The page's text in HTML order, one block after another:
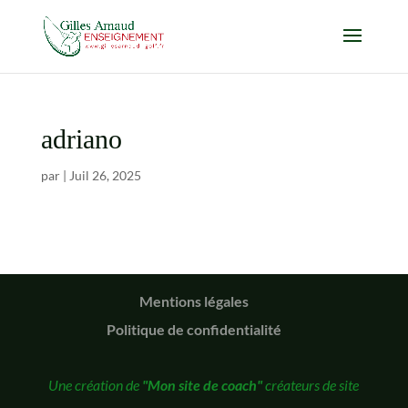
adriano
par | Juil 26, 2025
Mentions légales
Politique de confidentialité
Une création de "Mon site de coach"créateurs de site